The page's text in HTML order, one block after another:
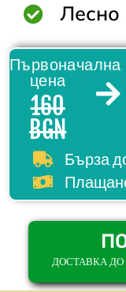
Лесно
Първоначална
цена
160
BGN
Бърза
ДОСТАВКА ДО